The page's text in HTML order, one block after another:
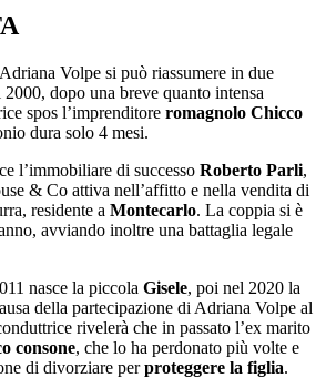
Volpe si può riassumere in due
dopo una breve quanto intensa
spos l’imprenditore romagnolo Chicco
dura solo 4 mesi.
l’immobiliare di successo Roberto Parli,
& Co attiva nell’affitto e nella vendita di
residente a Montecarlo. La coppia si è
avviando inoltre una battaglia legale
nasce la piccola Gisele, poi nel 2020 la
della partecipazione di Adriana Volpe al
rivelerà che in passato l’ex marito
consone, che lo ha perdonato più volte e
di divorziare perproteggere la figlia.